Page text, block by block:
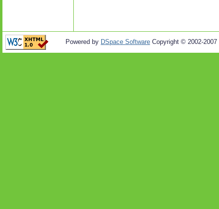
Powered by DSpace Software Copyright © 2002-2007